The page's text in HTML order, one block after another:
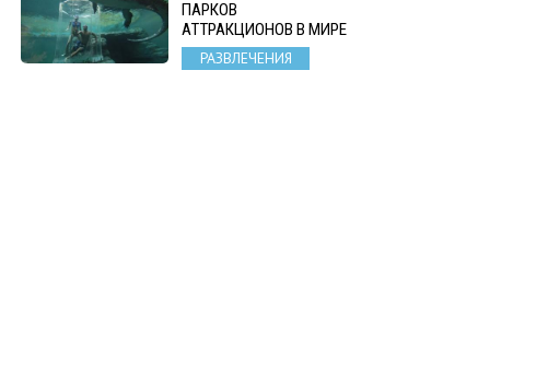
ПАРКОВ
АТТРАКЦИОНОВ В МИРЕ
РАЗВЛЕЧЕНИЯ